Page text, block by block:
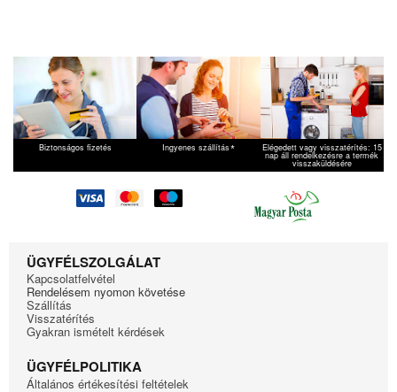
Biztonságos fizetés Ingyenes szállítás* Elégedett vagy visszatérítés: 15
nap áll rendelkezésre a termék
visszaküldésére
ÜGYFÉLSZOLGÁLAT
Kapcsolatfelvétel
Rendelésem nyomon követése
Szállítás
Visszatérítés
Gyakran ismételt kérdések
ÜGYFÉLPOLITIKA
Általános értékesítési feltételek